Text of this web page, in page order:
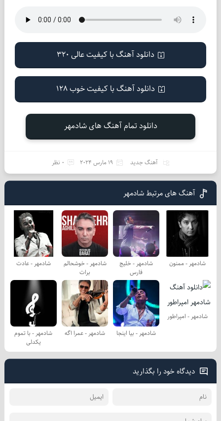
دانلود آهنگ با کیفیت عالی 320
دانلود آهنگ با کیفیت خوب 128
دانلود تمام آهنگ های شادمهر
آهنگ جدید 19 مارس 2024 0 نظر
آهنگ های مرتبط شادمهر
شادمهر - ممنون
شادمهر - خلیج
فارس
شادمهر - خوشحالم
برات
شادمهر - عادت
شادمهر - امپراطور
شادمهر - بیا اینجا
شادمهر - عمرا اگه
شادمهر - با تموم
یكدلی
دیدگاه خود را بگذارید